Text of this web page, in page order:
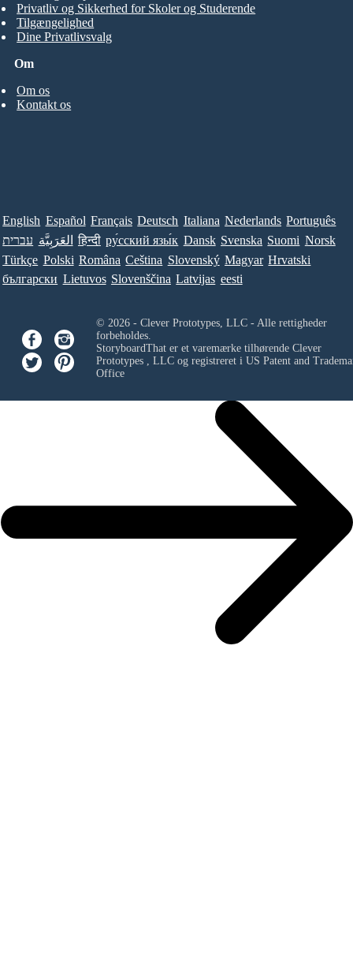
Om
Om os
Kontakt os
Privatliv og Sikkerhed for Skoler og Studerende
Tilgængelighed
Dine Privatlivsvalg
English Español Français Deutsch Italiana Nederlands Português
עברית العَرَبِيَّة हिन्दी ру́сский язы́к Dansk Svenska Suomi Norsk
Türkçe Polski Româna Ceština Slovenský Magyar Hrvatski
български Lietuvos Slovenščina Latvijas eesti
© 2026 - Clever Prototypes, LLC - Alle rettigheder
forbeholdes.
StoryboardThat er et varemærke tilhørende Clever
Prototypes , LLCog registreret i US Patent and
Office